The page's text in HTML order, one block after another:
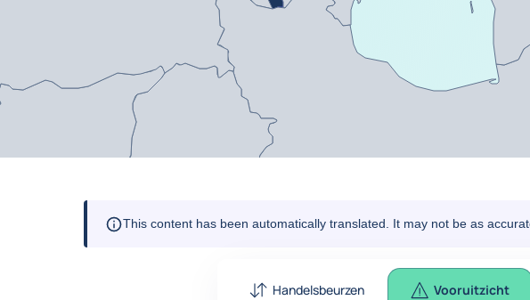
This content has been automatically translated. It may not be as
Handelsbeurzen Vooruitzicht